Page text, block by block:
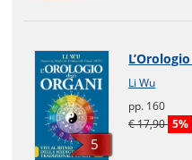
5
Li Wu
pp. 160
€ 17,90 5%